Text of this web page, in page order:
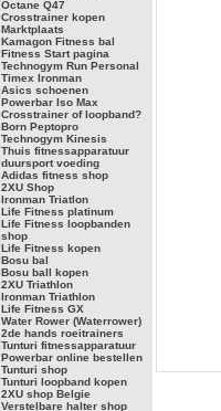
Octane Q47
Crosstrainer kopen
Marktplaats
Kamagon Fitness bal
Fitness Start pagina
Technogym Run Personal
Timex Ironman
Asics schoenen
Powerbar Iso Max
Crosstrainer of loopband?
Born Peptopro
Technogym Kinesis
Thuis fitnessapparatuur
duursport voeding
Adidas fitness shop
2XU Shop
Ironman Triatlon
Life Fitness platinum
Life Fitness loopbanden
shop
Life Fitness kopen
Bosu bal
Bosu ball kopen
2XU Triathlon
Ironman Triathlon
Life Fitness GX
Water Rower (Waterrower)
2de hands roeitrainers
Tunturi fitnessapparatuur
Powerbar online bestellen
Tunturi shop
Tunturi loopband kopen
2XU shop Belgie
Verstelbare halter shop